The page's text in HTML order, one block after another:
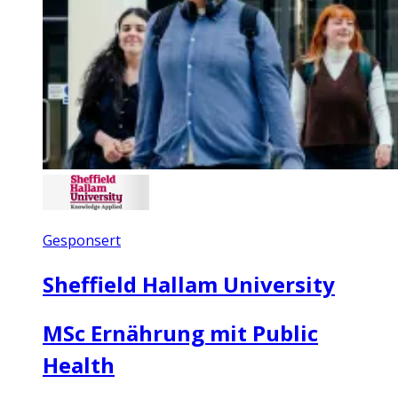
Gesponsert
Sheffield Hallam University
MSc Ernährung mit Public
Health